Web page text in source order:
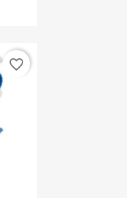
favorite_border